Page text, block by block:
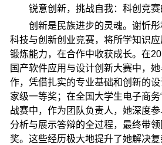
锐意创新，挑战自我：科创竞赛
创新是民族进步的灵魂。谢忻
科技与创新创业竞赛，将所学知识
锻炼能力，在合作中收获成长。在
国产软件应用与设计创新大赛中，
作，凭借扎实的专业基础和创新的
家级一等奖；在全国大学生电子商务
战赛中，作为团队负责人，她深度
分析与展示答辩的全过程，最终带
奖。这些经历极大地提升了她解决